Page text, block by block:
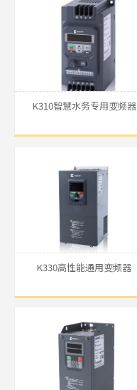
K310智慧水务专用变频器
了解详细
K330高性能通用变频器
了解详细